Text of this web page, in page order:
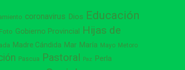
coronavirus Dios Educación
Foto Gobierno Provincial
Hijas de
Madre Cándida Mar María Mayo Metoro
Pascua Pastoral Paz Perla